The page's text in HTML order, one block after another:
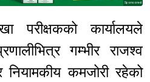
Sponsored
परीक्षकको कार्यालयले
गम्भीर राजश्व
कमजोरी रहेको